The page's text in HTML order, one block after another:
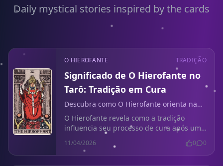
Daily mystical stories inspired by the cards
O HIEROFANTE TRADIÇÃO
Significado de O Hierofante no
Tarô: Tradição em Cura
Descubra como O Hierofante orienta na
tradição de cura após um término.
O Hierofante revela como a tradição
influencia seu processo de cura após um
encontrar paz e fechamento.
11/04/2026 0 0